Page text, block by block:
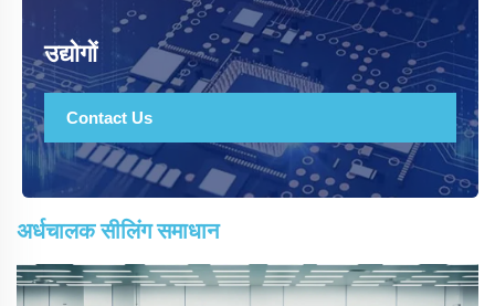
उद्योगों
Contact Us
अर्धचालक सीलिंग समाधान